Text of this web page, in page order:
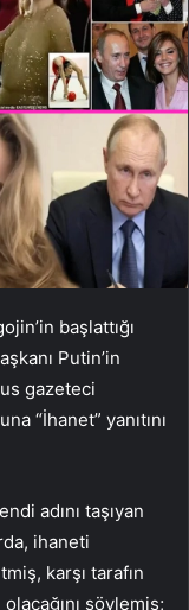
başlattığı
Putin’in
gazeteci
“İhanet” yanıtını
adını taşıyan
ihaneti
karşı tarafın
söylemiş;